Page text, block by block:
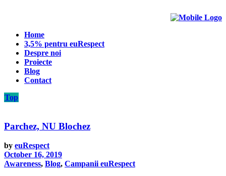
Home
3,5% pentru euRespect
Despre noi
Proiecte
Blog
Contact
Top
Parchez, NU Blochez
by euRespect
October 16, 2019
Awareness, Blog, Campanii euRespect